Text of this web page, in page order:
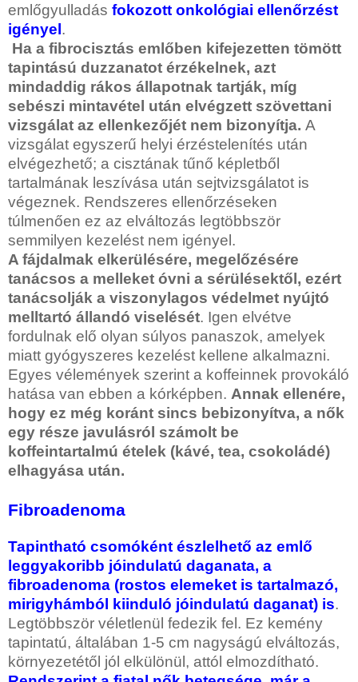
emlőgyulladás fokozott onkológiai ellenőrzést
igényel.
Ha a fibrocisztás emlőben kifejezetten tömött
tapintású duzzanatot érzékelnek, azt
mindaddig rákos állapotnak tartják, míg
sebészi mintavétel után elvégzett szövettani
vizsgálat az ellenkezőjét nem bizonyítja. A
vizsgálat egyszerű helyi érzéstelenítés után
elvégezhető; a cisztának tűnő képletből
tartalmának leszívása után sejtvizsgálatot is
végeznek. Rendszeres ellenőrzéseken
túlmenően ez az elváltozás legtöbbször
semmilyen kezelést nem igényel.
A fájdalmak elkerülésére, megelőzésére
tanácsos a melleket óvni a sérülésektől, ezért
tanácsolják a viszonylagos védelmet nyújtó
melltartó állandó viselését. Igen elvétve
fordulnak elő olyan súlyos panaszok, amelyek
miatt gyógyszeres kezelést kellene alkalmazni.
Egyes vélemények szerint a koffeinnek provokáló
hatása van ebben a kórképben. Annak ellenére,
hogy ez még koránt sincs bebizonyítva, a nők
egy része javulásról számolt be
koffeintartalmú ételek (kávé, tea, csokoládé)
elhagyása után.
Fibroadenoma
Tapintható csomóként észlelhető az emlő
leggyakoribb jóindulatú daganata, a
fibroadenoma (rostos elemeket is tartalmazó,
mirigyhámból kiinduló jóindulatú daganat) is.
Legtöbbször véletlenül fedezik fel. Ez kemény
tapintatú, általában 1-5 cm nagyságú elváltozás,
környezetétől jól elkülönül, attól elmozdítható.